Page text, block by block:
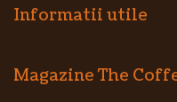
Informatii utile
Magazine The